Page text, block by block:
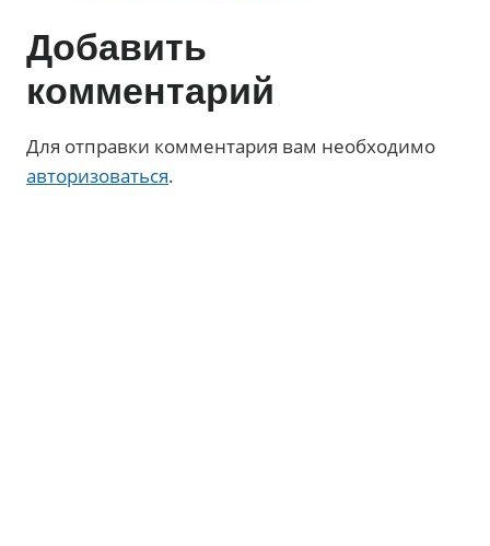
Добавить
комментарий
Для отправки комментария вам необходимо
авторизоваться.